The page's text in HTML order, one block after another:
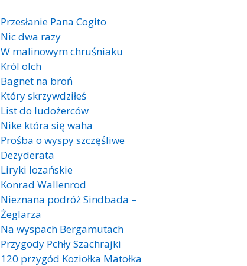
Przesłanie Pana Cogito
Nic dwa razy
W malinowym chruśniaku
Król olch
Bagnet na broń
Który skrzywdziłeś
List do ludożerców
Nike która się waha
Prośba o wyspy szczęśliwe
Dezyderata
Liryki lozańskie
Konrad Wallenrod
Nieznana podróż Sindbada –
Żeglarza
Na wyspach Bergamutach
Przygody Pchły Szachrajki
120 przygód Koziołka Matołka